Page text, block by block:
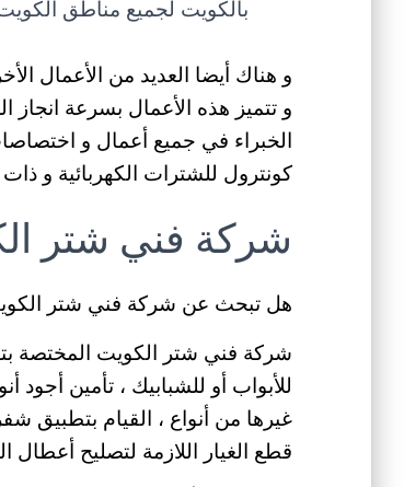
بالكويت لجميع مناطق
و هناك أيضا العديد من الأعمال
و تتميز هذه الأعمال بسرعة انجاز
الخبراء في جميع أعمال و
كونترول للشترات الكهربائية و ذات
شركة فني شتر
هل تبحث عن شركة فني شتر
شركة فني شتر الكويت المختصة
للأبواب أو للشبابيك ، تأمين أجود
غيرها من أنواع ، القيام بتطبيق
قطع الغيار اللازمة لتصليح أعطال